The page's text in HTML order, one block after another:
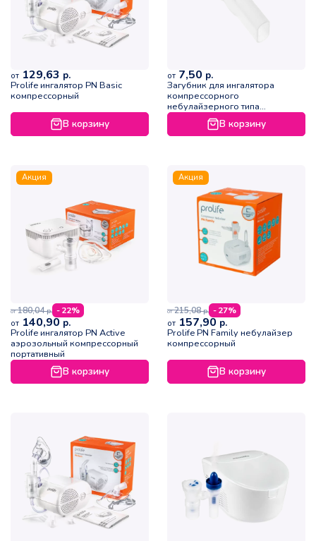
от 129,63 р.
Prolife ингалятор PN Basic
компрессорный
В корзину
от 7,50 р.
Загубник для ингалятора
компрессорного
небулайзерного типа
HOSPYNEB В корзину
Акция
от 180,04р. - 22%
от 140,90 р.
Prolife ингалятор PN Active
аэрозольный компрессорный
портативный
В корзину
Акция
от 215,08р. - 27%
от 157,90 р.
Prolife PN Family небулайзер
компрессорный
В корзину